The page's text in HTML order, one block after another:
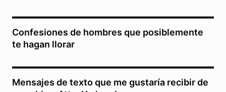
Confesiones de hombres que posiblemente
te hagan llorar
Mensajes de texto que me gustaría recibir de